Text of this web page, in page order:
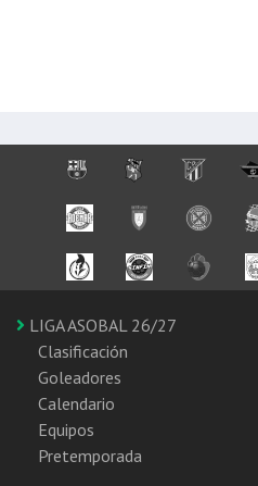
LIGA ASOBAL 26/27
Clasificación
Goleadores
Calendario
Equipos
Pretemporada